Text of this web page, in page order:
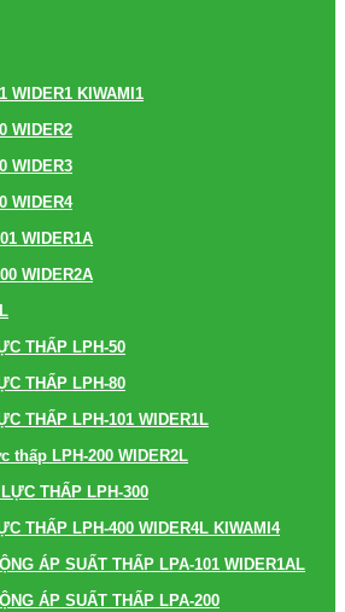
WIDER1 KIWAMI1
WIDER2
WIDER3
WIDER4
WIDER1A
WIDER2A
THẤP LPH-50
THẤP LPH-80
THẤP LPH-101 WIDER1L
thấp LPH-200 WIDER2L
THẤP LPH-300
THẤP LPH-400 WIDER4L KIWAMI4
ÁP SUẤT THẤP LPA-101 WIDER1AL
ÁP SUẤT THẤP LPA-200